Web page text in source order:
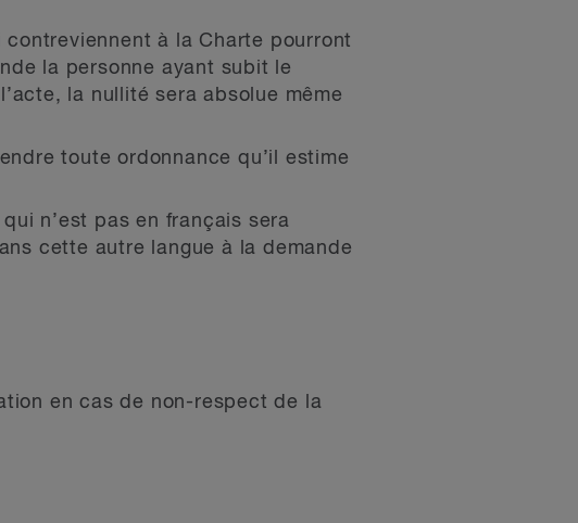
contreviennent à la Charte pourront
la personne ayant subit le
la nullité sera absolue même
toute ordonnance qu’il estime
n’est pas en français sera
cette autre langue à la demande
en cas de non-respect de la